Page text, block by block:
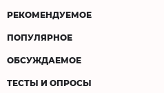
РЕКОМЕНДУЕМОЕ
ПОПУЛЯРНОЕ
ОБСУЖДАЕМОЕ
ТЕСТЫ И ОПРОСЫ